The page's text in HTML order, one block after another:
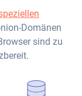
Domänen
sind zu